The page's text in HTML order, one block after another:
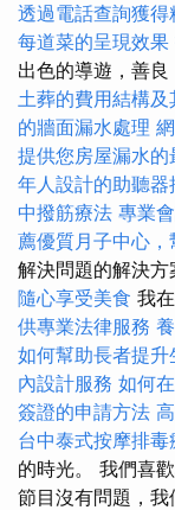
透過電話查詢獲得
每道菜的呈現效果
出色的導遊，善良
土葬的費用結構
的牆面漏水處理
提供您房屋漏水的
年人設計的助聽器
中撥筋療法 專業
薦優質月子中心
解決問題的解決方
隨心享受美食 我
供專業法律服務
如何幫助長者提升
內設計服務 如何
簽證的申請方法
台中泰式按摩排毒
的時光。 我們喜
節目沒有問題，